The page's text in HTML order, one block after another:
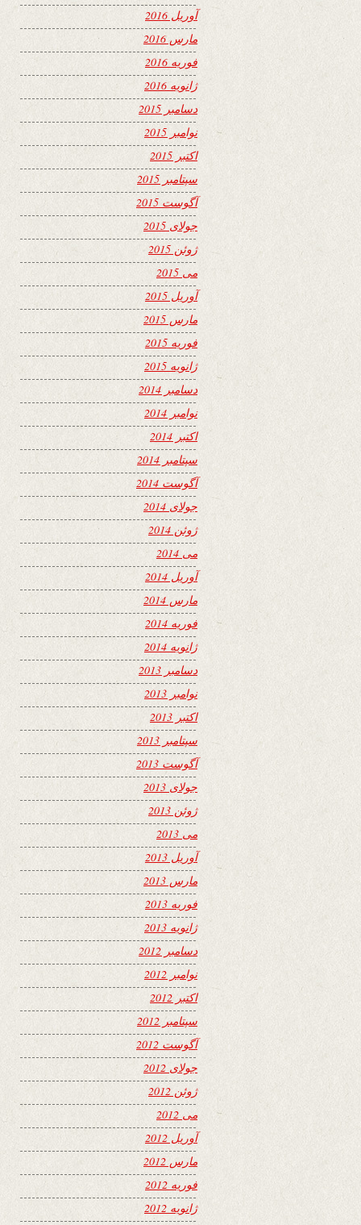
آوریل 2016
مارس 2016
فوریه 2016
ژانویه 2016
دسامبر 2015
نوامبر 2015
اکتبر 2015
سپتامبر 2015
آگوست 2015
جولای 2015
ژوئن 2015
می 2015
آوریل 2015
مارس 2015
فوریه 2015
ژانویه 2015
دسامبر 2014
نوامبر 2014
اکتبر 2014
سپتامبر 2014
آگوست 2014
جولای 2014
ژوئن 2014
می 2014
آوریل 2014
مارس 2014
فوریه 2014
ژانویه 2014
دسامبر 2013
نوامبر 2013
اکتبر 2013
سپتامبر 2013
آگوست 2013
جولای 2013
ژوئن 2013
می 2013
آوریل 2013
مارس 2013
فوریه 2013
ژانویه 2013
دسامبر 2012
نوامبر 2012
اکتبر 2012
سپتامبر 2012
آگوست 2012
جولای 2012
ژوئن 2012
می 2012
آوریل 2012
مارس 2012
فوریه 2012
ژانویه 2012